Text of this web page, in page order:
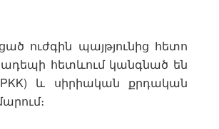
ուժգին պայթյունից հետո
հետևում կանգնած են
և սիրիական քրդական